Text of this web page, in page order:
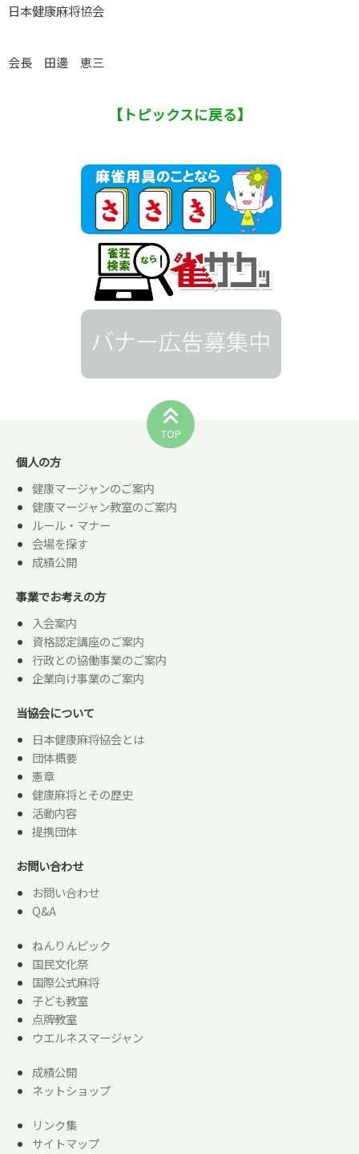
日本健康麻将協会
会長 田邊 恵三
【トピックスに戻る】
TOP
個人の方
健康マージャンのご案内
健康マージャン教室のご案内
ルール・マナー
会場を探す
成績公開
事業でお考えの方
入会案内
資格認定講座のご案内
行政との協働事業のご案内
企業向け事業のご案内
当協会について
日本健康麻将協会とは
団体概要
憲章
健康麻将とその歴史
活動内容
提携団体
お問い合わせ
お問い合わせ
Q&A
ねんりんピック
国民文化祭
国際公式麻将
子ども教室
点牌教室
ウエルネスマージャン
成績公開
ネットショップ
リンク集
サイトマップ